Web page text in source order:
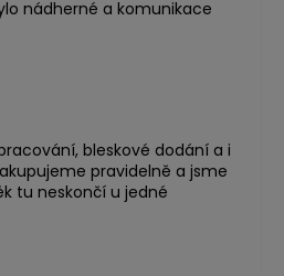
nádherné a komunikace
obchodu je 5 z 5 hvězdiček.
bleskové dodání a i
pravidelně a jsme
tu neskončí u jedné